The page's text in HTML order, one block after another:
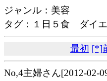
ジャンル：美容
タグ：１日５食 ダイ
最初 [*]
No,4主婦さん[2012-02-